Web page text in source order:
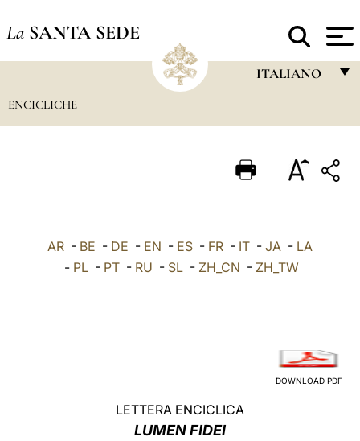
La SANTA SEDE
ITALIANO
ITALIANO
DEUTSCH
LATINE
ENCICLICHE
AR - BE - DE - EN - ES - FR - IT - JA - LA
- PL - PT - RU - SL - ZH_CN - ZH_TW
DOWNLOAD PDF
LETTERA ENCICLICA
LUMEN FIDEI